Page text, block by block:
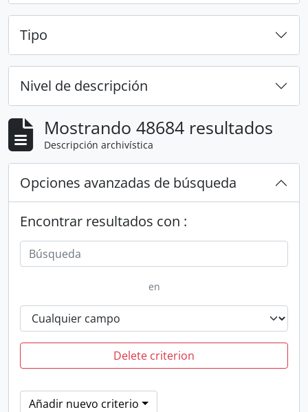
Tipo
Nivel de descripción
Mostrando 48684 resultados
Descripción archivística
Opciones avanzadas de búsqueda
Encontrar resultados con :
en
Delete criterion
Añadir nuevo criterio